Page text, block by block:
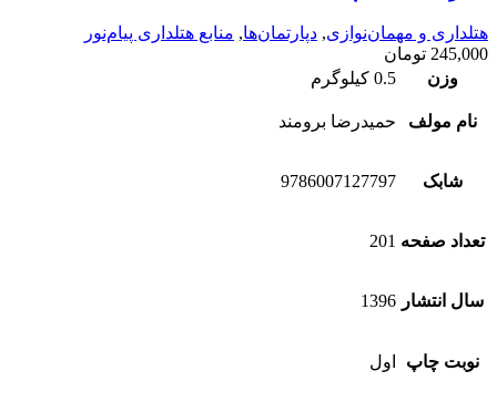
هتلداری و مهمان‌نوازی, دپارتمان‌ها, منابع هتلداری پیام‌نور
245,000 تومان
وزن
0.5 کیلوگرم
نام مولف حمیدرضا برومند
شابک 9786007127797
تعداد صفحه 201
سال انتشار 1396
نوبت چاپ اول